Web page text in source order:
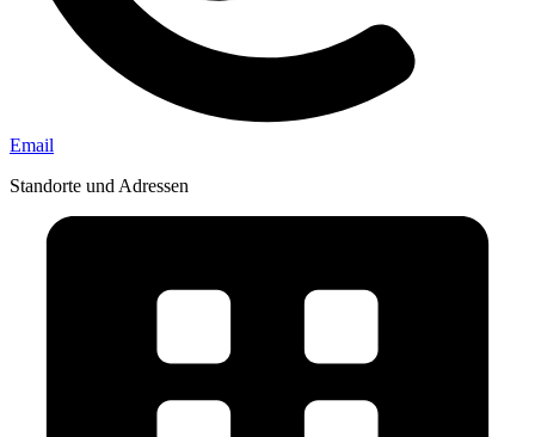
Email
Standorte und Adressen